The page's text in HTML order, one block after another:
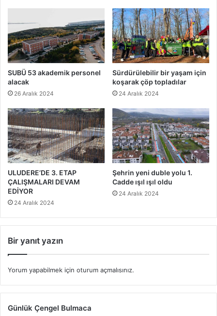
SUBÜ 53 akademik personel
alacak
26 Aralık 2024
Sürdürülebilir bir yaşam için
koşarak çöp topladılar
24 Aralık 2024
ULUDERE’DE 3. ETAP
ÇALIŞMALARI DEVAM
EDİYOR
24 Aralık 2024
Şehrin yeni duble yolu 1.
Cadde ışıl ışıl oldu
24 Aralık 2024
Bir yanıt yazın
Yorum yapabilmek için oturum açmalısınız.
Günlük Çengel Bulmaca